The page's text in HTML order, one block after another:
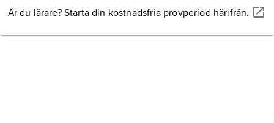
Är du lärare? Starta din kostnadsfria provperiod härifrån.